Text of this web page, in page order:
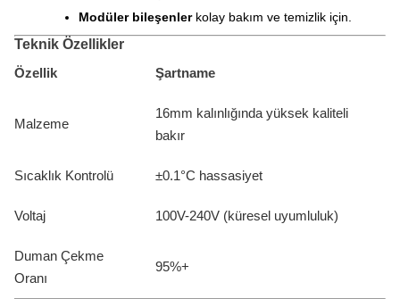
Modüler bileşenlerkolay bakım ve temizlik için.
Teknik Özellikler
Özellik
Şartname
Malzeme
16mm kalınlığında yüksek kaliteli
bakır
Sıcaklık Kontrolü ±0.1°C hassasiyet
Voltaj 100V-240V (küresel uyumluluk)
Duman Çekme
Oranı
95%+